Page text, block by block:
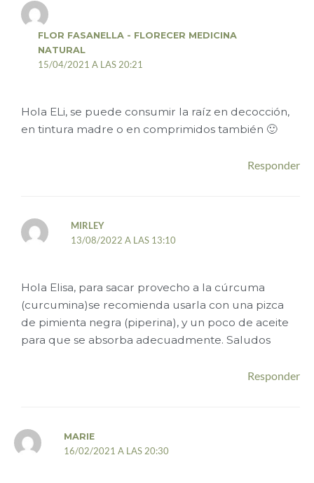
FLOR FASANELLA - FLORECER MEDICINA
NATURAL
15/04/2021 A LAS 20:21
Hola ELi, se puede consumir la raíz en decocción,
en tintura madre o en comprimidos también 🙂
Responder
MIRLEY
13/08/2022 A LAS 13:10
Hola Elisa, para sacar provecho a la cúrcuma
(curcumina)se recomienda usarla con una pizca
de pimienta negra (piperina), y un poco de aceite
para que se absorba adecuadmente. Saludos
Responder
MARIE
16/02/2021 A LAS 20:30